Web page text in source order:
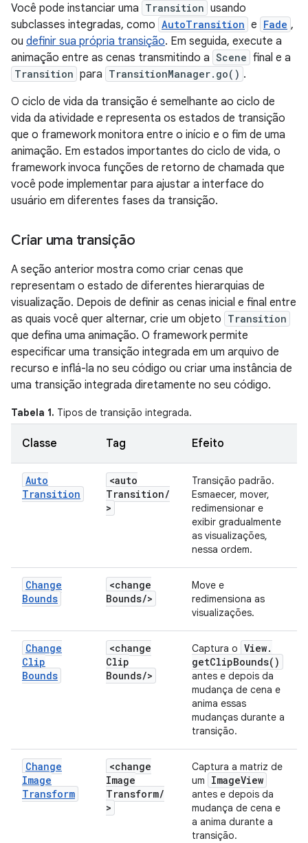
Você pode instanciar uma Transition usando
subclasses integradas, como AutoTransition e Fade ,
ou definir sua própria transição. Em seguida, execute a
animação entre as cenas transmitindo a Scene final e a
Transition para TransitionManager.go() .
O ciclo de vida da transição é semelhante ao ciclo de
vida da atividade e representa os estados de transição
que o framework monitora entre o início e o fim de uma
animação. Em estados importantes do ciclo de vida, o
framework invoca funções de retorno de chamada que
você pode implementar para ajustar a interface do
usuário em diferentes fases da transição.
Criar uma transição
A seção anterior mostra como criar cenas que
representam o estado de diferentes hierarquias de
visualização. Depois de definir as cenas inicial e final entre
as quais você quer alternar, crie um objeto Transition
que defina uma animação. O framework permite
especificar uma transição integrada em um arquivo de
recurso e inflá-la no seu código ou criar uma instância de
uma transição integrada diretamente no seu código.
Tabela 1. Tipos de transição integrada.
Classe Tag Efeito
Auto
Transition
<auto
Transition/
>
Transição padrão.
Esmaecer, mover,
redimensionar e
exibir gradualmente
as visualizações,
nessa ordem.
Change
Bounds
<change
Bounds/>
Move e
redimensiona as
visualizações.
Change
Clip
Bounds
<change
Clip
Bounds/>
Captura o View.
getClipBounds( )
antes e depois da
mudança de cena e
anima essas
mudanças durante a
transição.
Change
Image
Transform
<change
Image
Transform/
>
Captura a matriz de
um
ImageView
antes e depois da
mudança de cena e
a anima durante a
transição.